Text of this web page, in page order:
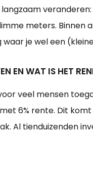
meters. Binnen
waar je wel een
EN WAT IS HET
veel mensen
6% rente. Dit
Al tienduizenden